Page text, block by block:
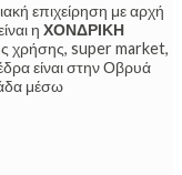
επιχείρηση με αρχή
η ΧΟΝΔΡΙΚΗ
χρήσης, super market,
είναι στην Οβρυά
μέσω